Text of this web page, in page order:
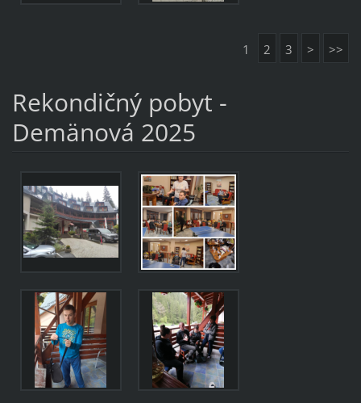
1 2 3 > >>
Rekondičný pobyt -
Demänová 2025